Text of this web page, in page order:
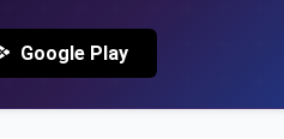
Google Play